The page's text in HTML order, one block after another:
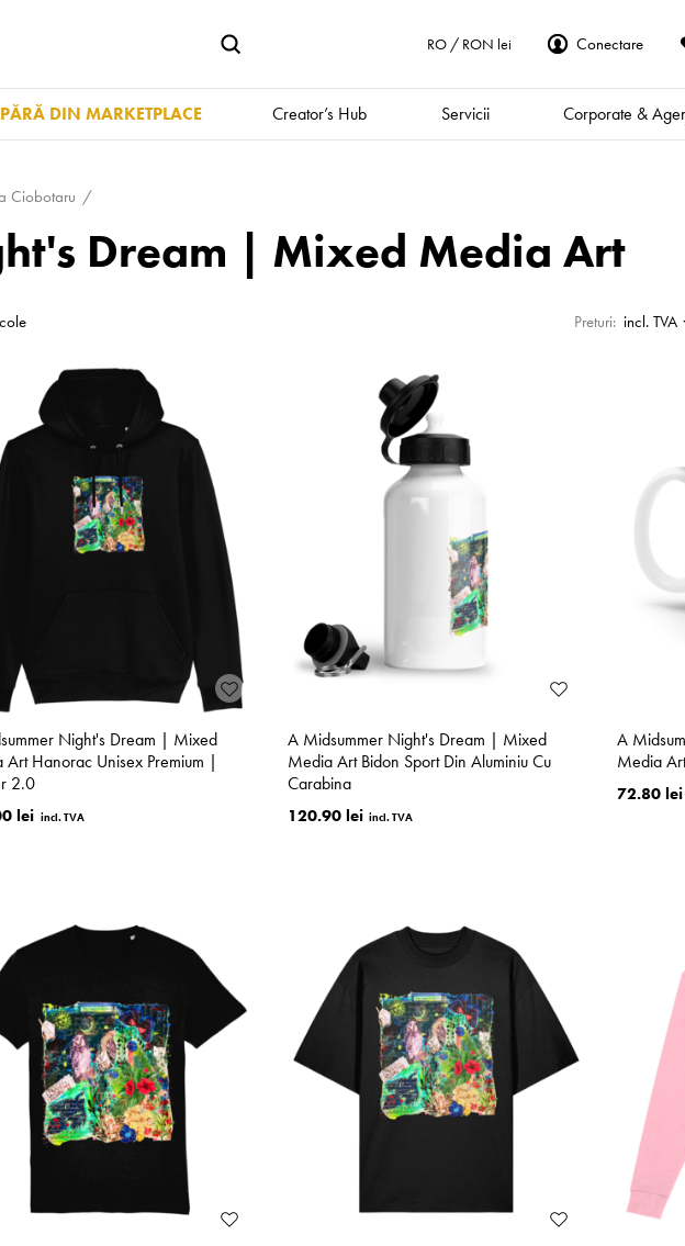
RO / RON lei Conectare
DIN MARKETPLACE Creator’s Hub Servicii Corporate &
Ciobotaru
Dream | Mixed Media Art
Preturi: incl. TVA
Night's Dream | Mixed
Art Hanorac Unisex Premium |
2.0
lei
A Midsummer Night's Dream | Mixed
Media Art Bidon Sport Din Aluminiu Cu
Carabina
120.90 lei
A
Media
72.80 lei